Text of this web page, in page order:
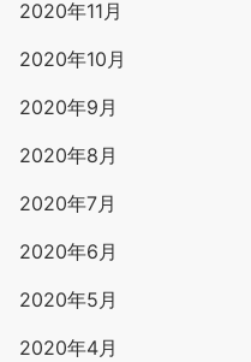
2020年11月
2020年10月
2020年9月
2020年8月
2020年7月
2020年6月
2020年5月
2020年4月